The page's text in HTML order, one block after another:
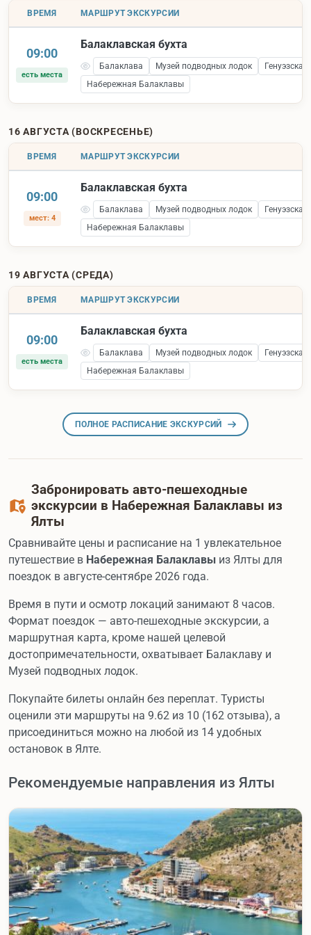
ВРЕМЯ МАРШРУТ ЭКСКУРСИИ
09:00
есть места
Балаклавская бухта
Балаклава Музей подводных лодок
Набережная Балаклавы
16 АВГУСТА (ВОСКРЕСЕНЬЕ)
ВРЕМЯ МАРШРУТ ЭКСКУРСИИ
09:00
мест: 4
Балаклавская бухта
Балаклава Музей подводных лодок
Набережная Балаклавы
19 АВГУСТА (СРЕДА)
ВРЕМЯ МАРШРУТ ЭКСКУРСИИ
09:00
есть места
Балаклавская бухта
Балаклава Музей подводных лодок
Набережная Балаклавы
ПОЛНОЕ РАСПИСАНИЕ ЭКСКУРСИЙ
Забронировать авто-пешеходные
экскурсии в Набережная Балаклавы из
Ялты
Сравнивайте цены и расписание на 1 увлекательное
путешествие в Набережная Балаклавы из Ялты для
поездок в августе-сентябре 2026 года.
Время в пути и осмотр локаций занимают 8 часов.
Формат поездок — авто-пешеходные экскурсии, а
маршрутная карта, кроме нашей целевой
достопримечательности, охватывает Балаклаву и
Музей подводных лодок.
Покупайте билеты онлайн без переплат. Туристы
оценили эти маршруты на 9.62 из 10 (162 отзыва), а
присоединиться можно на любой из 14 удобных
остановок в Ялте.
Рекомендуемые направления из Ялты